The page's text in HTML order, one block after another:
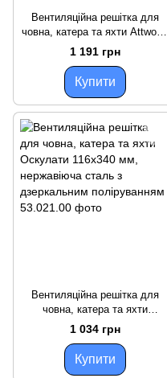
Вентиляційна решітка для
човна, катера та яхти Attwood
52х405х14 мм з нержавіючої
сталі AISI 304
1 191 грн
Купити
Вентиляційна решітка для
човна, катера та яхти
Оскулати 116х340 мм,
нержавіюча сталь з
дзеркальним поліруванням
1 034 грн
Купити